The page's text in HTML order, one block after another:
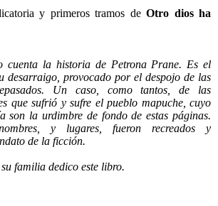
y primeros tramos deOtro dios ha
cuenta la historia de Petrona Prane. Es el
desarraigo, provocado por el despojo de las
Un caso, como tantos, de las
que sufrió y sufre el pueblo mapuche, cuyo
son la urdimbre de fondo de estas páginas.
y lugares, fueron recreados y
de la ficción.
familia dedico este libro.